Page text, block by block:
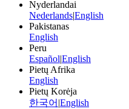
Nyderlandai
NederlandsEnglish
Pakistanas
English
Peru
EspañolEnglish
Pietų Afrika
English
Pietų Korėja
한국어 English